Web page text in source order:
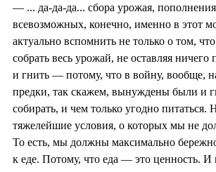
— ... да-да-да... сбора урожая,
всевозможных, конечно, именно в этот
актуально вспомнить не только о том,
собрать весь урожай, не оставляя ничего
и гнить — потому, что в войну, вообще,
предки, так скажем, вынуждены были и
собирать, и чем только угодно питаться.
тяжелейшие условия, о которых мы не
То есть, мы должны максимально
к еде. Потому, что еда — это ценность.